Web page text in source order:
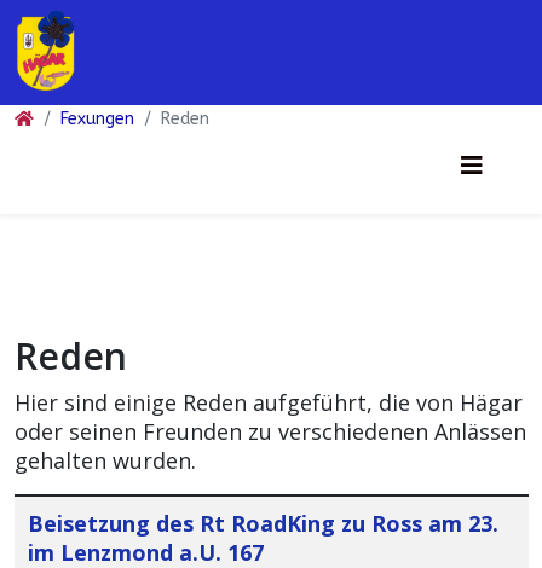
Fexungen Reden
Reden
Hier sind einige Reden aufgeführt, die von Hägar
oder seinen Freunden zu verschiedenen Anlässen
gehalten wurden.
Beiträge
Titel
Beisetzung des Rt RoadKing zu Ross am 23.
im Lenzmond a.U. 167